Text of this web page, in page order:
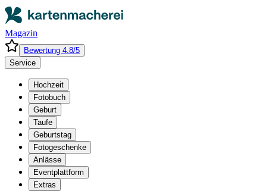
Magazin
Bewertung 4.8/5
Service
Hochzeit
Fotobuch
Geburt
Taufe
Geburtstag
Fotogeschenke
Anlässe
Eventplattform
Extras